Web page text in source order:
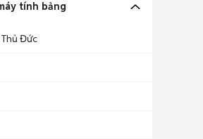
tính bảng
Đức